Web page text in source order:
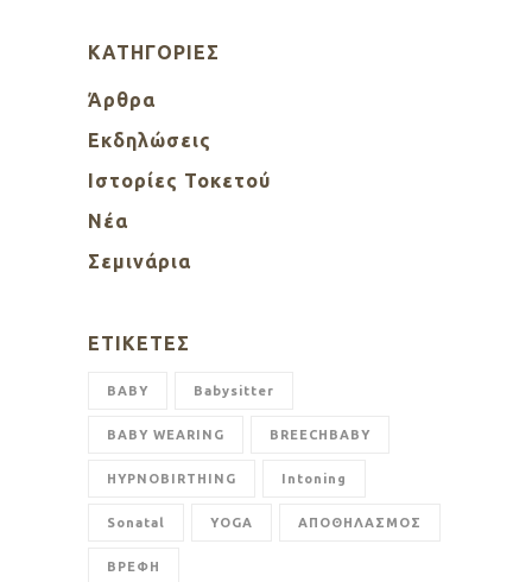
KΑΤΗΓΟΡΊΕΣ
Άρθρα
Εκδηλώσεις
Ιστορίες Τοκετού
Νέα
Σεμινάρια
ΕΤΙΚΈΤΕΣ
BABY Babysitter
BABY WEARING BREECHBABY
HYPNOBIRTHING Intoning
Sonatal YOGA ΑΠΟΘΗΛΑΣΜΟΣ
ΒΡΕΦΗ